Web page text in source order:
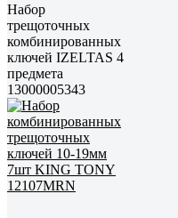
Набор
трещоточных
комбинированных
ключей IZELTAS 4
предмета
13000005343